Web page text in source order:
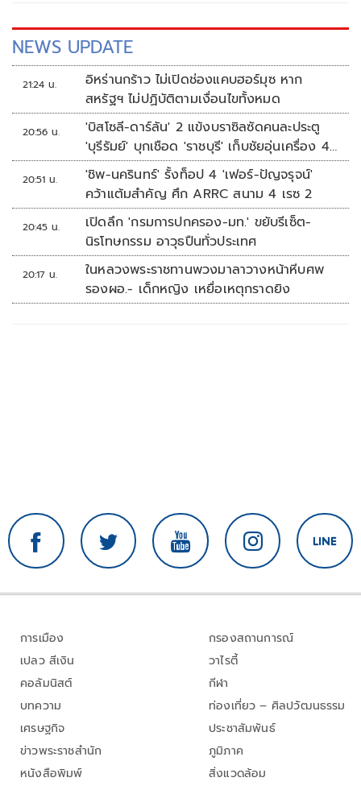
NEWS UPDATE
21:24 น.
อิหร่านกร้าว ไม่เปิดช่องแคบฮอร์มุซ หาก
สหรัฐฯ ไม่ปฏิบัติตามเงื่อนไขทั้งหมด
20:56 น.
'บิสโซลี-ดาร์ลัน' 2 แข้งบราซิลซัดคนละประตู
'บุรีรัมย์' บุกเชือด 'ราชบุรี' เก็บชัยอุ่นเครื่อง 4
นัดรวด
20:51 น.
'ชิพ-นครินทร์' รั้งท็อป 4 'เฟอร์-ปัญจรุจน์'
คว้าแต้มสำคัญ ศึก ARRC สนาม 4 เรซ 2
20:45 น.
เปิดลึก 'กรมการปกครอง-มท.' ขยับรีเซ็ต-
นิรโทษกรรม อาวุธปืนทั่วประเทศ
20:17 น.
ในหลวงพระราชทานพวงมาลาวางหน้าหีบศพ
รองผอ.- เด็กหญิง เหยื่อเหตุกราดยิง
การเมือง
เปลว สีเงิน
คอลัมนิสต์
บทความ
เศรษฐกิจ
ข่าวพระราชสำนัก
หนังสือพิมพ์
กรองสถานการณ์
วาไรตี้
กีฬา
ท่องเที่ยว – ศิลปวัฒนธรรม
ประชาสัมพันธ์
ภูมิภาค
สิ่งแวดล้อม